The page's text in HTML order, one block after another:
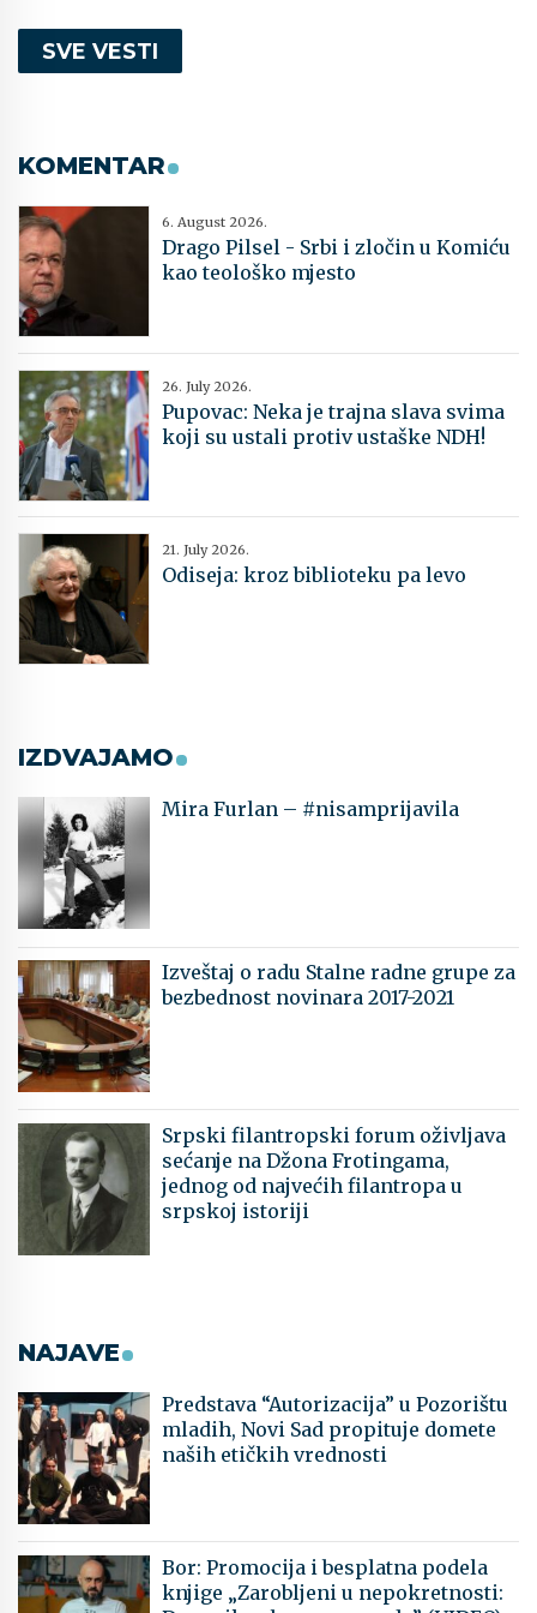
SVE VESTI
KOMENTAR
6. August 2026.
Drago Pilsel - Srbi i zločin u Komiću
kao teološko mjesto
26. July 2026.
Pupovac: Neka je trajna slava svima
koji su ustali protiv ustaške NDH!
21. July 2026.
Odiseja: kroz biblioteku pa levo
IZDVAJAMO
Mira Furlan – #nisamprijavila
Izveštaj o radu Stalne radne grupe za
bezbednost novinara 2017-2021
Srpski filantropski forum oživljava
sećanje na Džona Frotingama,
jednog od najvećih filantropa u
srpskoj istoriji
NAJAVE
Predstava “Autorizacija” u Pozorištu
mladih, Novi Sad propituje domete
naših etičkih vrednosti
Bor: Promocija i besplatna podela
knjige „Zarobljeni u nepokretnosti: